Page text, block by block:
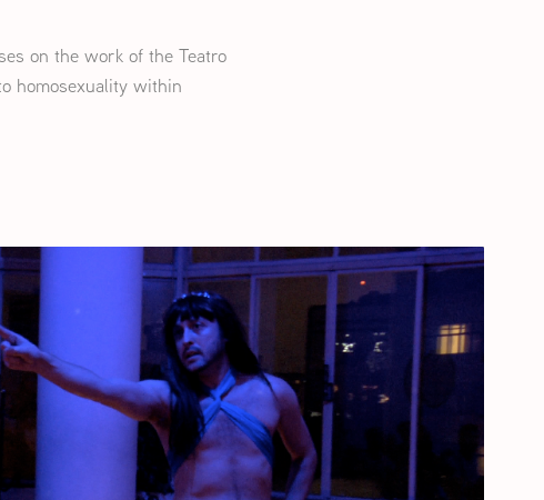
on the work of the Teatro
homosexuality within